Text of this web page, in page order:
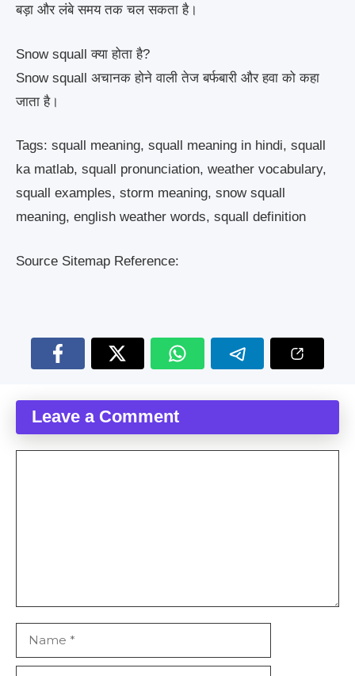
बड़ा और लंबे समय तक चल सकता है।
Snow squall क्या होता है?
Snow squall अचानक होने वाली तेज बर्फबारी और हवा को कहा
जाता है।
Tags: squall meaning, squall meaning in hindi, squall
ka matlab, squall pronunciation, weather vocabulary,
squall examples, storm meaning, snow squall
meaning, english weather words, squall definition
Source Sitemap Reference:
Leave a Comment
Name